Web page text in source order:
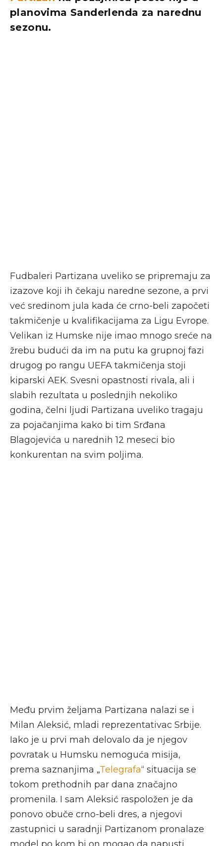
planovima Sanderlenda za narednu
sezonu.
Fudbaleri Partizana uveliko se pripremaju za
izazove koji ih čekaju naredne sezone, a prvi
već sredinom jula kada će crno-beli započeti
takmičenje u kvalifikacijama za Ligu Evrope.
Velikan iz Humske nije imao mnogo sreće na
žrebu budući da im na putu ka grupnoj fazi
drugog po rangu UEFA takmičenja stoji
kiparski AEK. Svesni opastnosti rivala, ali i
slabih rezultata u poslednjih nekoliko
godina, čelni ljudi Partizana uveliko tragaju
za pojačanjima kako bi tim Srđana
Blagojevića u narednih 12 meseci bio
konkurentan na svim poljima.
Među prvim željama Partizana nalazi se i
Milan Aleksić, mladi reprezentativac Srbije.
Iako je u prvi mah delovalo da je njegov
povratak u Humsku nemoguća misija,
prema saznanjima „Telegrafa“ situacija se
tokom prethodnih par dana značajno
promenila. I sam Aleksić raspoložen je da
ponovo obuče crno-beli dres, a njegovi
zastupnici u saradnji Partizanom pronalaze